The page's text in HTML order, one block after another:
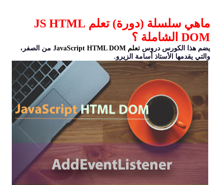
ماهي سلسلة (دورة) تعلم JS HTML
DOM الشاملة ؟
يضم هذا الكورس دروس تعلم JavaScript HTML DOM
من الصفر،
والتي يقدمها الأستاذ أسامة الزيرو.